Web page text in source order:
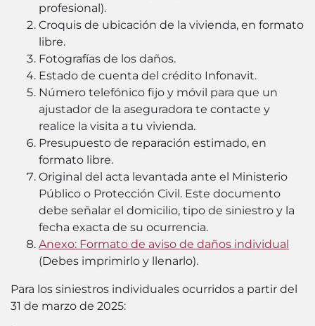
profesional).
Croquis de ubicación de la vivienda, en formato
libre.
Fotografías de los daños.
Estado de cuenta del crédito Infonavit.
Número telefónico fijo y móvil para que un
ajustador de la aseguradora te contacte y
realice la visita a tu vivienda.
Presupuesto de reparación estimado, en
formato libre.
Original del acta levantada ante el Ministerio
Público o Protección Civil. Este documento
debe señalar el domicilio, tipo de siniestro y la
fecha exacta de su ocurrencia.
Anexo: Formato de aviso de daños individual
(Debes imprimirlo y llenarlo).
Para los siniestros individuales ocurridos a partir del
31 de marzo de 2025: